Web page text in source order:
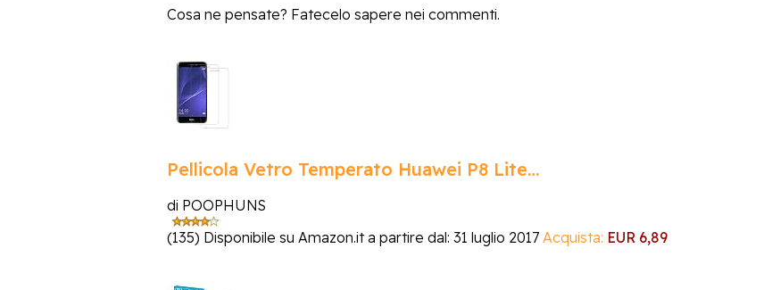
Cosa ne pensate? Fatecelo sapere nei commenti.
Pellicola Vetro Temperato Huawei P8 Lite…
di POOPHUNS
(135) Disponibile su Amazon.it a partire dal: 31 luglio 2017 Acquista: EUR 6,89